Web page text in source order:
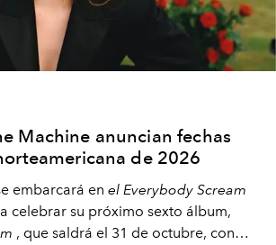
Machine anuncian fechas
de 2026
embarcará en el Everybody Scream
celebrar su próximo sexto álbum,
, que saldrá el 31 de octubre, con